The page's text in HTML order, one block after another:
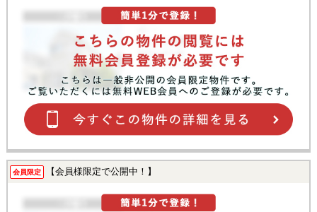
会員限定 【会員様限定で公開中！】